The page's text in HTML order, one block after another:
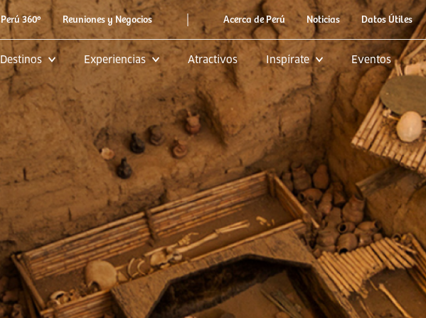
Perú 360º Reuniones y Negocios | Acerca de Perú Noticias Datos Útiles
Destinos Experiencias Atractivos Inspírate Eventos